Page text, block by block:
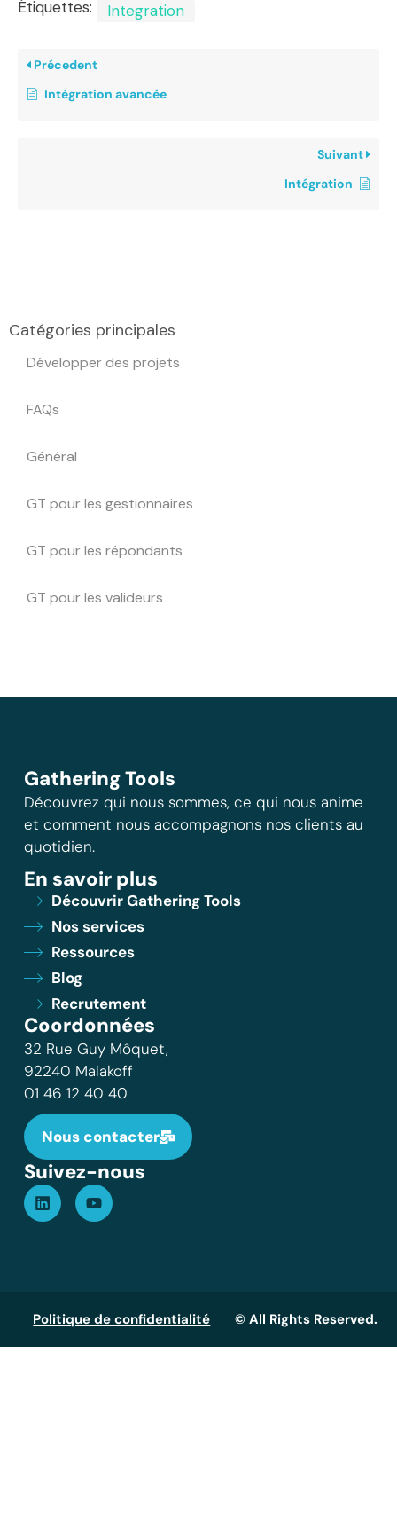
Catégories principales
Développer des projets
FAQs
Général
GT pour les gestionnaires
GT pour les répondants
GT pour les valideurs
Étiquettes: Integration
Précedent
Intégration avancée
Suivant
Intégration
Gathering Tools
Découvrez qui nous sommes, ce qui nous anime
et comment nous accompagnons nos clients au
quotidien.
En savoir plus
Découvrir Gathering Tools
Nos services
Ressources
Blog
Recrutement
Coordonnées
32 Rue Guy Môquet,
92240 Malakoff
01 46 12 40 40
Nous contacter
Suivez-nous
Politique de confidentialité © All Rights Reserved.